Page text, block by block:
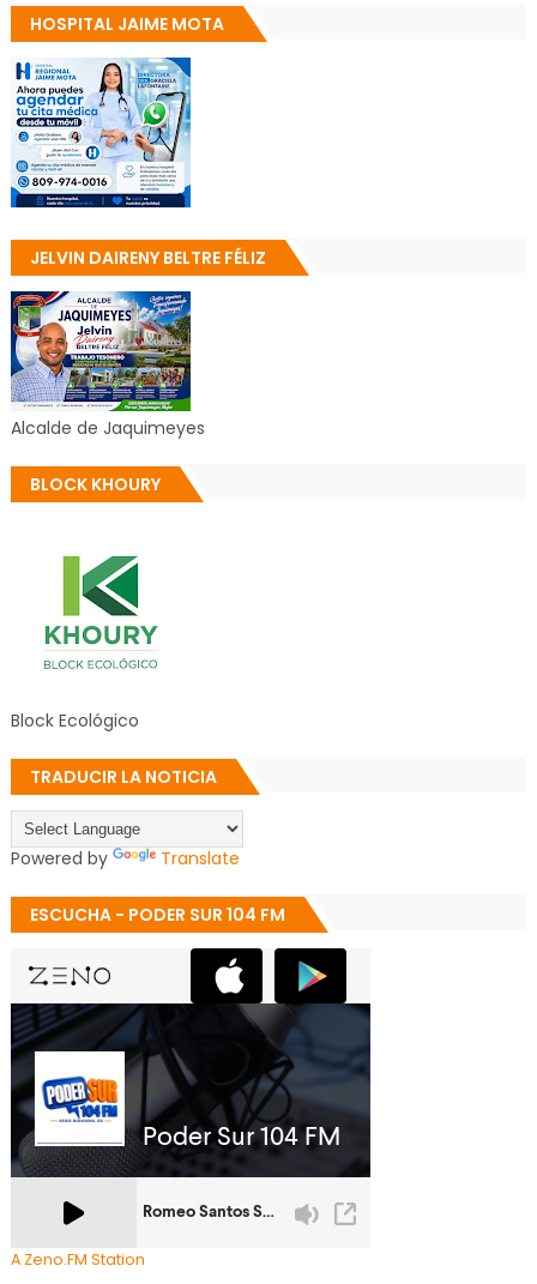
HOSPITAL JAIME MOTA
JELVIN DAIRENY BELTRE FÉLIZ
Alcalde de Jaquimeyes
BLOCK KHOURY
Block Ecológico
TRADUCIR LA NOTICIA
Powered by Translate
ESCUCHA - PODER SUR 104 FM
A Zeno.FM Station